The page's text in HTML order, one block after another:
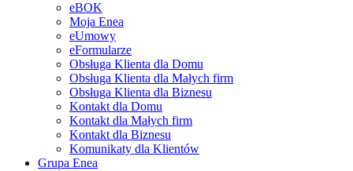
eBOK
Moja Enea
eUmowy
eFormularze
Obsługa Klienta dla Domu
Obsługa Klienta dla Małych firm
Obsługa Klienta dla Biznesu
Kontakt dla Domu
Kontakt dla Małych firm
Kontakt dla Biznesu
Komunikaty dla Klientów
Grupa Enea